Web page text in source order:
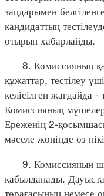
заңдарымен
кандидаттың
отырып хабарлайды.
8. Комиссияның
құжаттар, тестілеу
келісілген жағдайда -
Комиссияның
Ереженің 2-
мәселе жөнінде өз
9. Комиссияның
қабылданады.
төрағасының немесе